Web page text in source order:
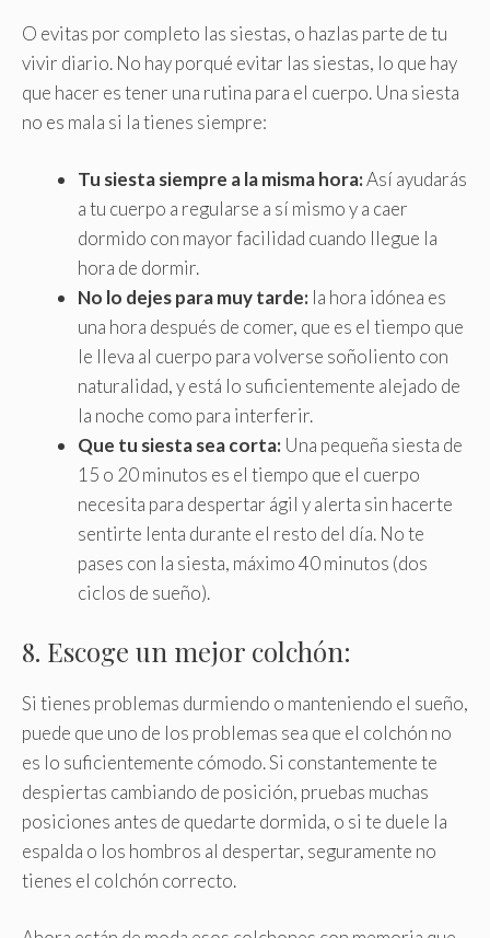
O evitas por completo las siestas, o hazlas parte de tu
vivir diario. No hay porqué evitar las siestas, lo que hay
que hacer es tener una rutina para el cuerpo. Una siesta
no es mala si la tienes siempre:
Tu siesta siempre a la misma hora:Así ayudarás
a tu cuerpo a regularse a sí mismo y a caer
dormido con mayor facilidad cuando llegue la
hora de dormir.
No lo dejes para muy tarde: la hora idónea es
una hora después de comer, que es el tiempo que
le lleva al cuerpo para volverse soñoliento con
naturalidad, y está lo suficientemente alejado de
la noche como para interferir.
Que tu siesta sea corta: Una pequeña siesta de
15 o 20 minutos es el tiempo que el cuerpo
necesita para despertar ágil y alerta sin hacerte
sentirte lenta durante el resto del día. No te
pases con la siesta, máximo 40 minutos (dos
ciclos de sueño).
8. Escoge un mejor colchón:
Si tienes problemas durmiendo o manteniendo el sueño,
puede que uno de los problemas sea que el colchón no
es lo suficientemente cómodo. Si constantemente te
despiertas cambiando de posición, pruebas muchas
posiciones antes de quedarte dormida, o si te duele la
espalda o los hombros al despertar, seguramente no
tienes el colchón correcto.